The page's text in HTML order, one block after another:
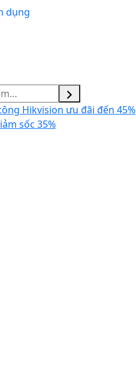
dụng
Hikvision ưu đãi đến 45%
sốc 35%